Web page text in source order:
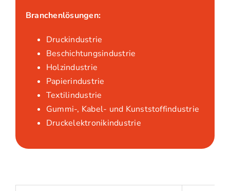
Branchenlösungen:
Druckindustrie
Beschichtungsindustrie
Holzindustrie
Papierindustrie
Textilindustrie
Gummi-, Kabel- und Kunststoffindustrie
Druckelektronikindustrie